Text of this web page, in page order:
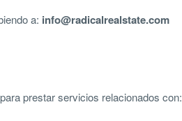
a: info@radicalrealstate.com
prestar servicios relacionados con: